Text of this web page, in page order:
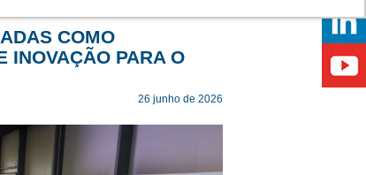
COMO
INOVAÇÃO PARA O
26 junho de 2026